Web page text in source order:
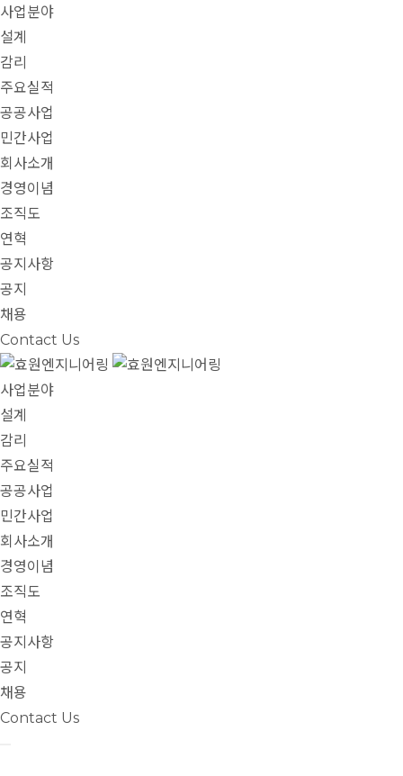
사업분야
설계
감리
주요실적
공공사업
민간사업
회사소개
경영이념
조직도
연혁
공지사항
공지
채용
Contact Us
사업분야
설계
감리
주요실적
공공사업
민간사업
회사소개
경영이념
조직도
연혁
공지사항
공지
채용
Contact Us